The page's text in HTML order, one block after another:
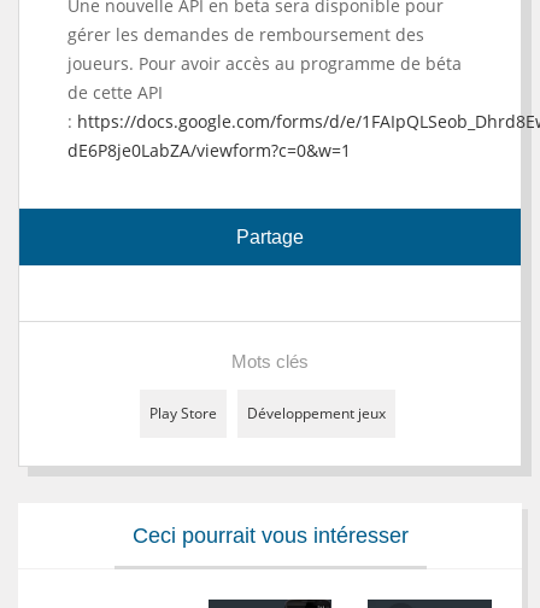
Une nouvelle API en beta sera disponible pour
gérer les demandes de remboursement des
joueurs. Pour avoir accès au programme de béta
de cette API
: https://docs.google.com/forms/d/e/
dE6P8je0LabZA/viewform?c=0&w=1
Partage
Mots clés
Play Store Développement jeux
Ceci pourrait vous intéresser